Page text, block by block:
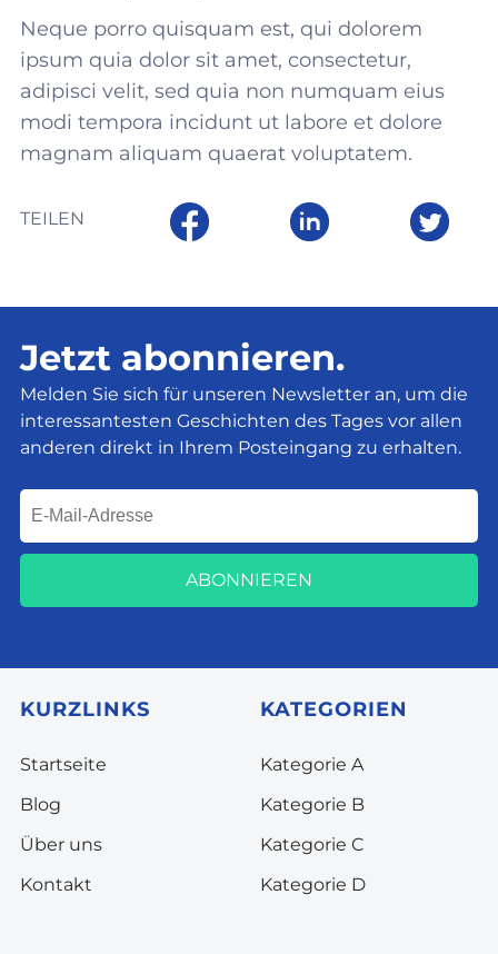
Neque porro quisquam est, qui dolorem
ipsum quia dolor sit amet, consectetur,
adipisci velit, sed quia non numquam eius
modi tempora incidunt ut labore et dolore
magnam aliquam quaerat voluptatem.
TEILEN
Jetzt abonnieren.
Melden Sie sich für unseren Newsletter an, um die
interessantesten Geschichten des Tages vor allen
anderen direkt in Ihrem Posteingang zu erhalten.
ABONNIEREN
KURZLINKS
Startseite
Blog
Über uns
Kontakt
KATEGORIEN
Kategorie A
Kategorie B
Kategorie C
Kategorie D